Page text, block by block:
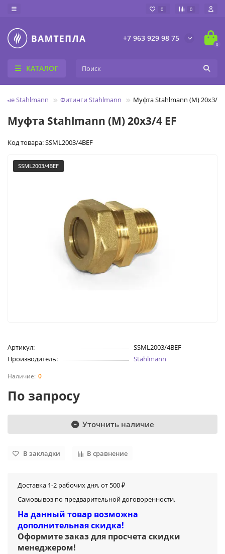
0 0
+7 963 929 98 75
0
КАТАЛОГ
Stahlmann Фитинги Stahlmann Муфта Stahlmann (M) 20х3/4
Муфта Stahlmann (M) 20х3/4 EF
Код товара: SSML2003/4BEF
SSML2003/4BEF
Артикул:
SSML2003/4BEF
Производитель:
Stahlmann
0
По запросу
Уточнить наличие
В закладки В сравнение
Доставка 1-2 рабочих дня, от 500 ₽
Самовывоз по предварительной договоренности.
На данный товар возможна
дополнительная скидка!
Оформите заказ для просчета скидки
менеджером!